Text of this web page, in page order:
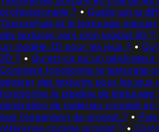
professionnelle ? • Quelle est la
TextureFast et le texturage manuel
des textures vers mon logiciel 3D ?
un modèle 3D pour les jeux ? •
3D ? • Qu'est-ce qu'un générateur
Comment fonctionne le texturage
générer des textures pour les jeux
fonctionne le pipeline de texturage
génération de matériau complet en
que l'expansion de prompt ? •
référence comme prompt ? •